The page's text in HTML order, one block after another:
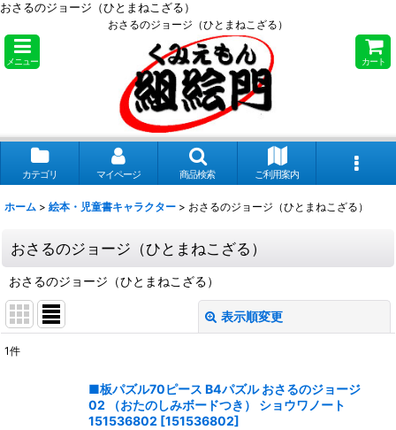
おさるのジョージ（ひとまねこざる）
おさるのジョージ（ひとまねこざる）
メニュー カート
カテゴリ マイページ 商品検索 ご利用案内
ホーム > 絵本・児童書キャラクター > おさるのジョージ（ひとまねこざる）
おさるのジョージ（ひとまねこざる）
おさるのジョージ（ひとまねこざる）
表示順変更
1件
■板パズル70ピース B4パズル おさるのジョージ
02 （おたのしみボードつき） ショウワノート
151536802 [151536802]